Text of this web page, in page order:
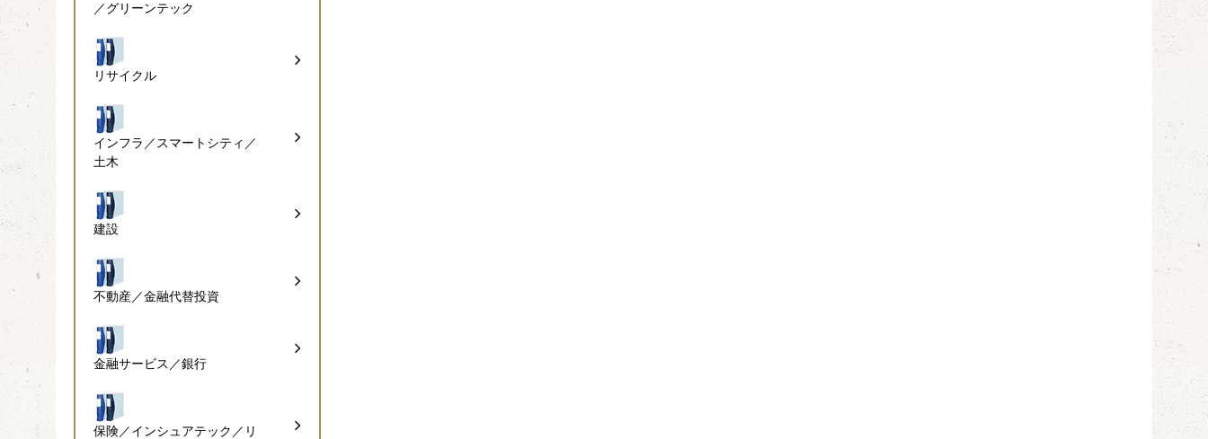
／グリーンテック
リサイクル
インフラ／スマートシティ／
土木
建設
不動産／金融代替投資
金融サービス／銀行
保険／インシュアテック／リ